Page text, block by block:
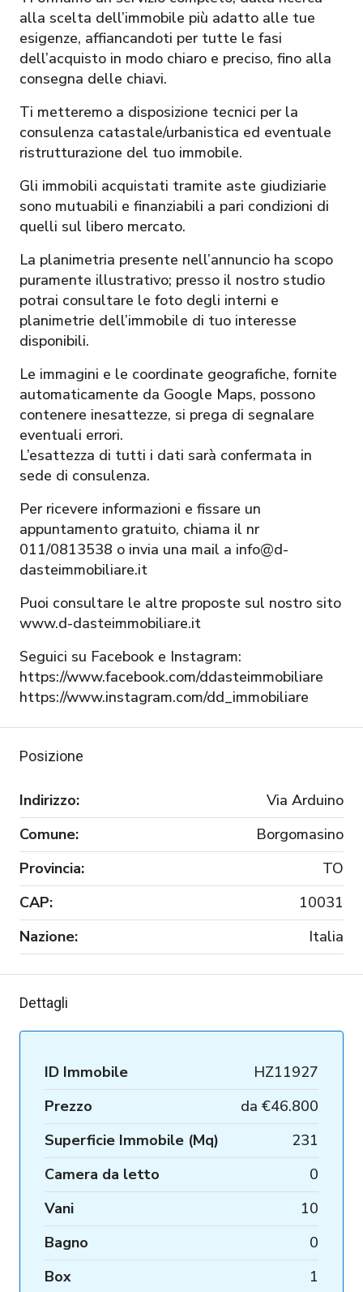
alla scelta dell’immobile più adatto alle tue
esigenze, affiancandoti per tutte le fasi
dell’acquisto in modo chiaro e preciso, fino alla
consegna delle chiavi.
Ti metteremo a disposizione tecnici per la
consulenza catastale/urbanistica ed eventuale
ristrutturazione del tuo immobile.
Gli immobili acquistati tramite aste giudiziarie
sono mutuabili e finanziabili a pari condizioni di
quelli sul libero mercato.
La planimetria presente nell’annuncio ha scopo
puramente illustrativo; presso il nostro studio
potrai consultare le foto degli interni e
planimetrie dell’immobile di tuo interesse
disponibili.
Le immagini e le coordinate geografiche, fornite
automaticamente da Google Maps, possono
contenere inesattezze, si prega di segnalare
eventuali errori.
L’esattezza di tutti i dati sarà confermata in
sede di consulenza.
Per ricevere informazioni e fissare un
appuntamento gratuito, chiama il nr
011/0813538 o invia una mail a info@d-
dasteimmobiliare.it
Puoi consultare le altre proposte sul nostro sito
www.d-dasteimmobiliare.it
Seguici su Facebook e Instagram:
https://www.facebook.com/ddasteimmobiliare
https://www.instagram.com/dd_immobiliare
Posizione
Indirizzo:
Via Arduino
Comune:
Borgomasino
Provincia:
TO
CAP:
10031
Nazione:
Italia
Dettagli
ID Immobile
HZ11927
Prezzo
da €46.800
Superficie Immobile (Mq)
231
Camera da letto
0
Vani
10
Bagno
0
Box
1